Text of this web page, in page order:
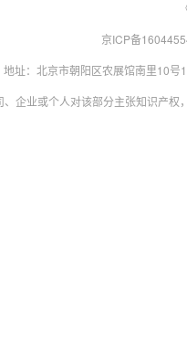
京ICP备
地址：北京市朝阳区农展馆南里10
企业或个人对该部分主张知识产